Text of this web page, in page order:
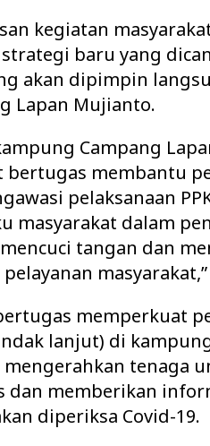
kegiatan
baru yang
akan dipimpin
Lapan Mujianto.
Campang
bertugas membantu
pelaksanaan
masyarakat dalam
tangan dan
memperkuat
lanjut) di
tenaga
dan memberikan
diperiksa Covid-19.
Soroti Ruang Kelas Rusak